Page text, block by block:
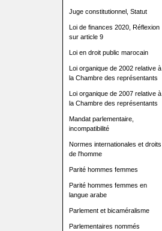
Juge constitutionnel, Statut
Loi de finances 2020, Réflexion
sur article 9
Loi en droit public marocain
Loi organique de 2002 relative à
la Chambre des représentants
Loi organique de 2007 relative à
la Chambre des représentants
Mandat parlementaire,
incompatibilité
Normes internationales et droits
de l'homme
Parité hommes femmes
Parité hommes femmes en
langue arabe
Parlement et bicaméralisme
Parlementaires nommés